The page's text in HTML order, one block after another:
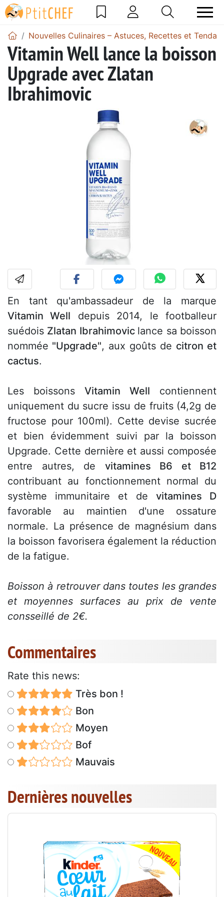
Nouvelles Culinaires – Astuces, Recettes et
Vitamin Well lance la boisson
Upgrade avec Zlatan
Ibrahimovic
En tant qu'ambassadeur de la marque
Vitamin Well depuis 2014, le footballeur
suédois Zlatan Ibrahimovic lance sa boisson
nommée "Upgrade", aux goûts de citron et
cactus.
Les boissons Vitamin Well contiennent
uniquement du sucre issu de fruits (4,2g de
fructose pour 100ml). Cette devise sucrée
et bien évidemment suivi par la boisson
Upgrade. Cette dernière et aussi composée
entre autres, de vitamines B6 et B12
contribuant au fonctionnement normal du
système immunitaire et de vitamines D
favorable au maintien d'une ossature
normale. La présence de magnésium dans
la boisson favorisera également la réduction
de la fatigue.
Boisson à retrouver dans toutes les grandes
et moyennes surfaces au prix de vente
consseillé de 2€.
Commentaires
Rate this news:
Très bon !
Bon
Moyen
Bof
Mauvais
Dernières nouvelles